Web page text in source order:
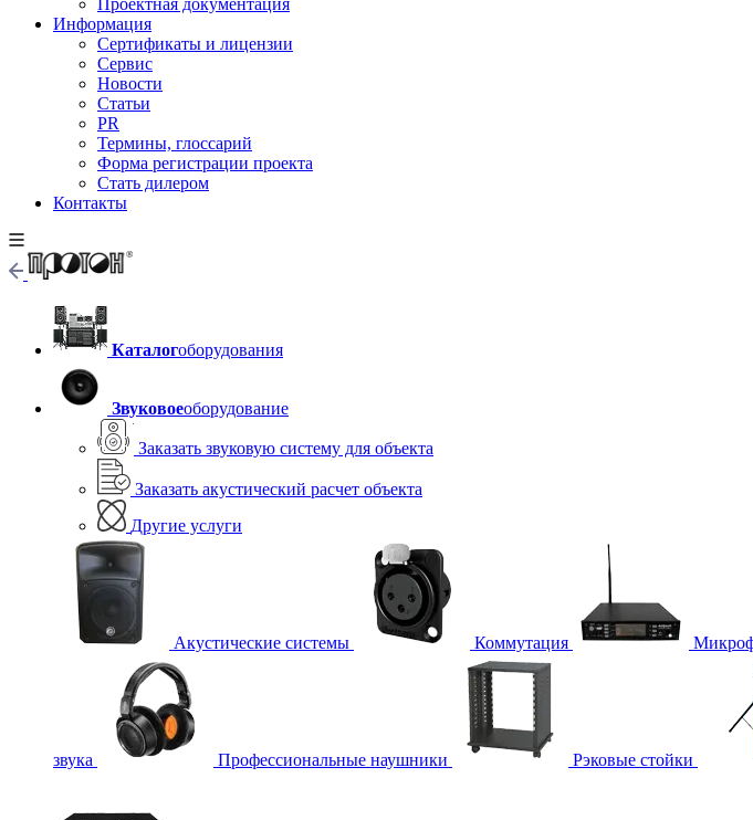
Проектная документация
Информация
Сертификаты и лицензии
Сервис
Новости
Статьи
PR
Термины, глоссарий
Форма регистрации проекта
Стать дилером
Контакты
Каталогоборудования
Звуковоеоборудование
Заказать звуковую систему для объекта
Заказать акустический расчет объекта
Другие услуги
Акустические системы Коммутация
звука Профессиональные наушники Рэковые стойки